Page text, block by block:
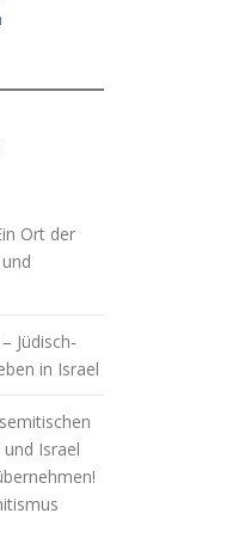
Ort der
Jüdisch-
in Israel
Israel